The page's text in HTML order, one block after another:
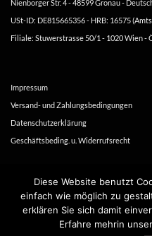
Nienborger Str. 4 - 48599 Gronau -
USt-ID: DE815665356 - HRB: 16575
Filiale: Stuwerstrasse 50/1 - 1020 Wien -
Impressum
Versand- und Zahlungsbedingungen
Datenschutzerklärung
Geschäftsbeding. u. Widerrufsrecht
Copyright 2016-
Diese Website benutzt
einfach wie möglich zu
erklären Sie sich damit
Erfahre mehrin